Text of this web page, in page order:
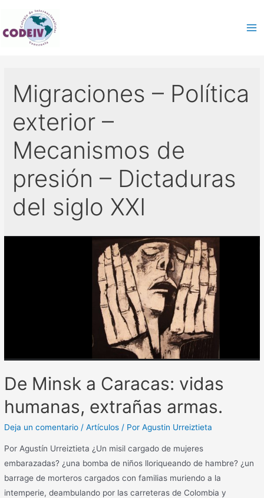
Migraciones – Política
exterior –
Mecanismos de
presión – Dictaduras
del siglo XXI
De Minsk a Caracas: vidas
humanas, extrañas armas.
Deja un comentario /Artículos / PorAgustin Urreiztieta
Por Agustín Urreiztieta ¿Un misil cargado de mujeres
embarazadas? ¿una bomba de niños lloriqueando de hambre? ¿un
barrage de morteros cargados con familias muriendo a la
intemperie, deambulando por las carreteras de Colombia y